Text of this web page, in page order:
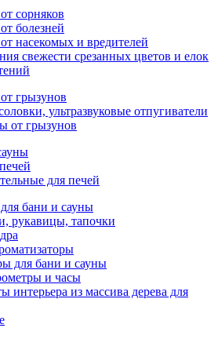
сорняков
болезней
насекомых и вредителей
свежести срезанных цветов и елок
грызунов
ультразвуковые отпугиватели
от грызунов
для печей
бани и сауны
рукавицы, тапочки
для бани и сауны
и часы
интерьера из массива дерева для